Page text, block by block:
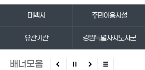
태백시 주민이용시설
유관기관 강원특별자치도시군
배너모음